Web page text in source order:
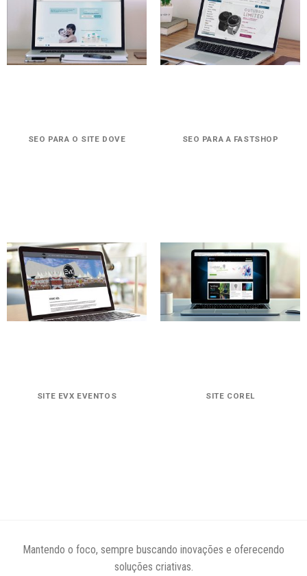
SEO PARA O SITE DOVE SEO PARA A FASTSHOP
SITE EVX EVENTOS SITE COREL
Mantendo o foco, sempre buscando inovações e oferecendo
soluções criativas.